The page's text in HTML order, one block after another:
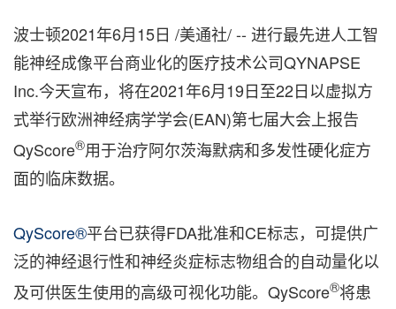
波士顿2021年6月15日 /美通社/ -- 进行最先进人工智
能神经成像平台商业化的医疗技术公司QYNAPSE
Inc.今天宣布，将在2021年6月19日至22日以虚拟方
式举行欧洲神经病学学会(EAN)第七届大会上报告
QyScore®用于治疗阿尔茨海默病和多发性硬化症方
面的临床数据。
QyScore®平台已获得FDA批准和CE标志，可提供广
泛的神经退行性和神经炎症标志物组合的自动量化以
及可供医生使用的高级可视化功能。QyScore®将患